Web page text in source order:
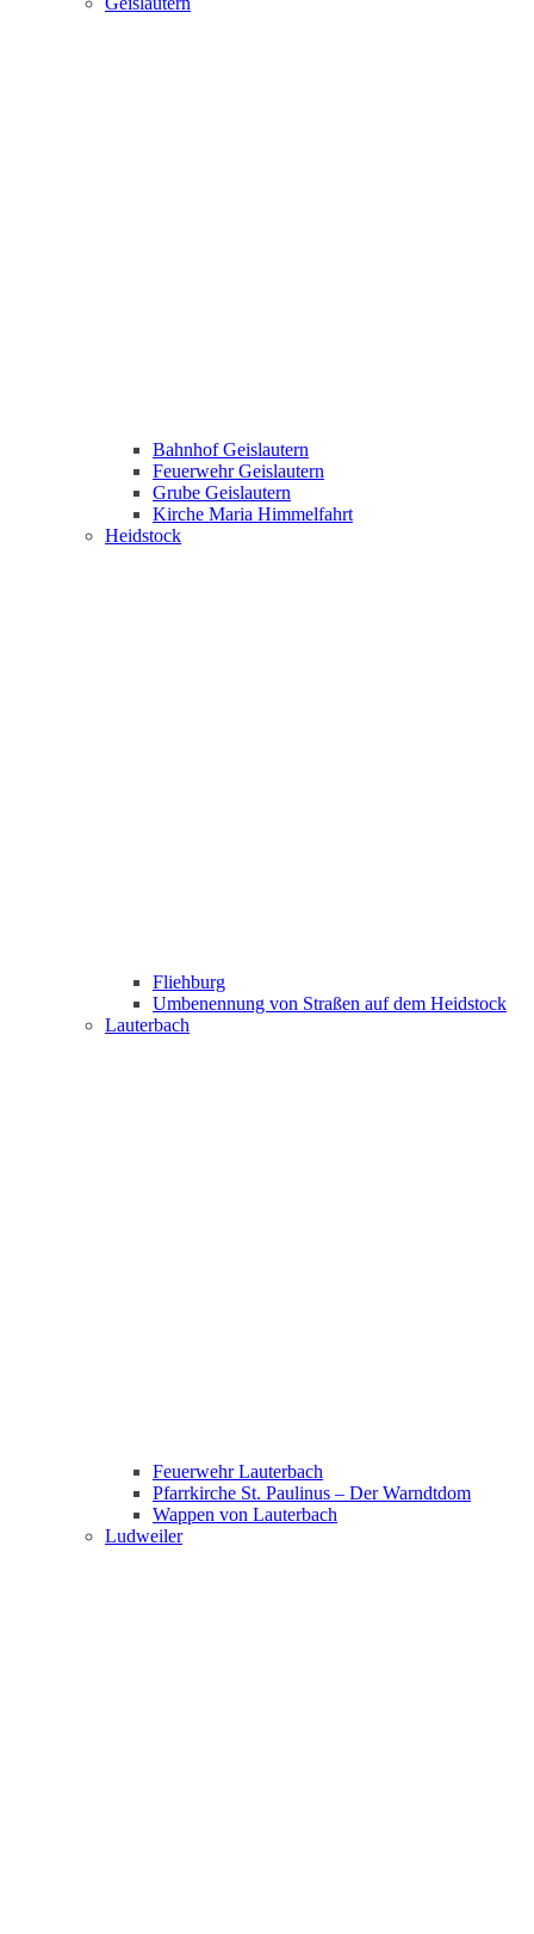
Bahnhof Geislautern
Feuerwehr Geislautern
Grube Geislautern
Kirche Maria Himmelfahrt
Heidstock
Fliehburg
Umbenennung von Straßen auf dem Heidstock
Lauterbach
Feuerwehr Lauterbach
Pfarrkirche St. Paulinus – Der Warndtdom
Wappen von Lauterbach
Ludweiler